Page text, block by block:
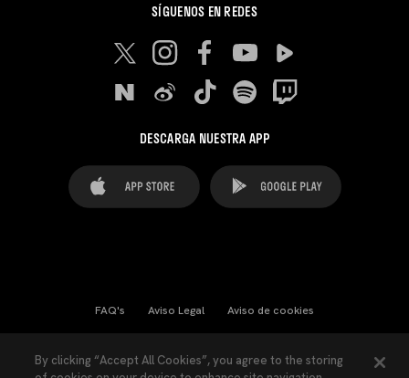
SÍGUENOS EN REDES
DESCARGA NUESTRA APP
FAQ's Aviso Legal Aviso de cookies
By clicking “Accept All Cookies”, you agree to the storing